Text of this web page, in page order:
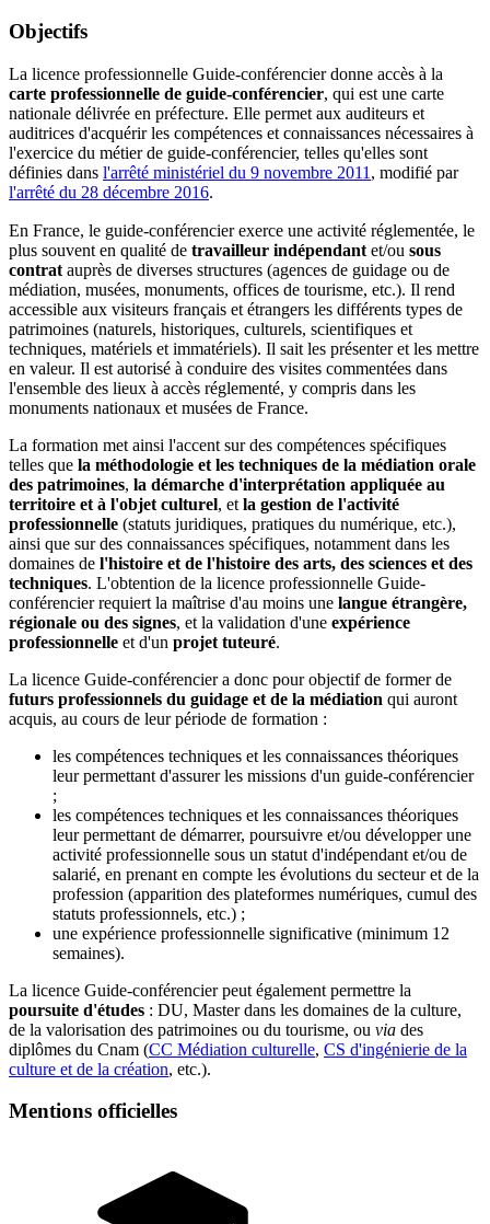
Objectifs
La licence professionnelle Guide-conférencier donne accès à la
carte professionnelle de guide-conférencier, qui est une carte
nationale délivrée en préfecture. Elle permet aux auditeurs et
auditrices d'acquérir les compétences et connaissances nécessaires à
l'exercice du métier de guide-conférencier, telles qu'elles sont
définies dans l'arrêté ministériel du 9 novembre 2011 , modifié par
l'arrêté du 28 décembre 2016.
En France, le guide-conférencier exerce une activité réglementée, le
plus souvent en qualité de travailleur indépendant et/ou sous
contrat auprès de diverses structures (agences de guidage ou de
médiation, musées, monuments, offices de tourisme, etc.). Il rend
accessible aux visiteurs français et étrangers les différents types de
patrimoines (naturels, historiques, culturels, scientifiques et
techniques, matériels et immatériels). Il sait les présenter et les mettre
en valeur. Il est autorisé à conduire des visites commentées dans
l'ensemble des lieux à accès réglementé, y compris dans les
monuments nationaux et musées de France.
La formation met ainsi l'accent sur des compétences spécifiques
telles que la méthodologie et les techniques de la médiation orale
des patrimoines, la démarche d'interprétation appliquée au
territoire et à l'objet culturel, et la gestion de l'activité
professionnelle (statuts juridiques, pratiques du numérique, etc.),
ainsi que sur des connaissances spécifiques, notamment dans les
domaines de l'histoire et de l'histoire des arts, des sciences et des
techniques. L'obtention de la licence professionnelle Guide-
conférencier requiert la maîtrise d'au moins une langue étrangère,
régionale ou des signes, et la validation d'une expérience
professionnelle et d'un projet tuteuré.
La licence Guide-conférencier a donc pour objectif de former de
futurs professionnels du guidage et de la médiation qui auront
acquis, au cours de leur période de formation :
les compétences techniques et les connaissances théoriques
leur permettant d'assurer les missions d'un guide-conférencier
;
les compétences techniques et les connaissances théoriques
leur permettant de démarrer, poursuivre et/ou développer une
activité professionnelle sous un statut d'indépendant et/ou de
salarié, en prenant en compte les évolutions du secteur et de la
profession (apparition des plateformes numériques, cumul des
statuts professionnels, etc.) ;
une expérience professionnelle significative (minimum 12
semaines).
La licence Guide-conférencier peut également permettre la
poursuite d'études : DU, Master dans les domaines de la culture,
de la valorisation des patrimoines ou du tourisme, ou via des
diplômes du Cnam (CC Médiation culturelle, CS d'ingénierie de la
culture et de la création, etc.).
Mentions officielles